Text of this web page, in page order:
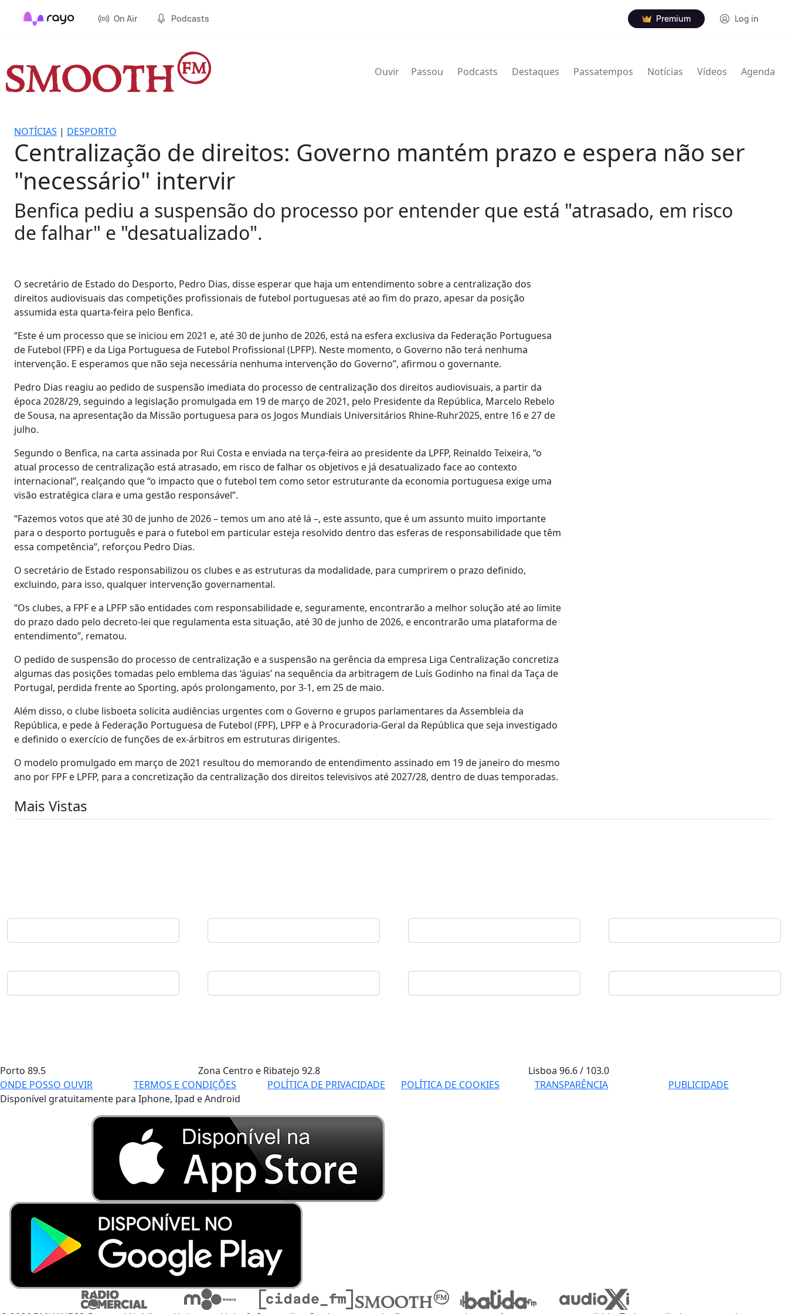
On Air Podcasts Premium Log in
Ouvir Passou Podcasts Destaques Passatempos Notícias Vídeos Agenda
NOTÍCIAS | DESPORTO
Centralização de direitos: Governo mantém prazo e espera não ser
"necessário" intervir
Benfica pediu a suspensão do processo por entender que está "atrasado, em risco
de falhar" e "desatualizado".
O secretário de Estado do Desporto, Pedro Dias, disse esperar que haja um entendimento sobre a centralização dos
direitos audiovisuais das competições profissionais de futebol portuguesas até ao fim do prazo, apesar da posição
assumida esta quarta-feira pelo Benfica.
“Este é um processo que se iniciou em 2021 e, até 30 de junho de 2026, está na esfera exclusiva da Federação Portuguesa
de Futebol (FPF) e da Liga Portuguesa de Futebol Profissional (LPFP). Neste momento, o Governo não terá nenhuma
intervenção. E esperamos que não seja necessária nenhuma intervenção do Governo”, afirmou o governante.
Pedro Dias reagiu ao pedido de suspensão imediata do processo de centralização dos direitos audiovisuais, a partir da
época 2028/29, seguindo a legislação promulgada em 19 de março de 2021, pelo Presidente da República, Marcelo Rebelo
de Sousa, na apresentação da Missão portuguesa para os Jogos Mundiais Universitários Rhine-Ruhr2025, entre 16 e 27 de
julho.
Segundo o Benfica, na carta assinada por Rui Costa e enviada na terça-feira ao presidente da LPFP, Reinaldo Teixeira, “o
atual processo de centralização está atrasado, em risco de falhar os objetivos e já desatualizado face ao contexto
internacional”, realçando que “o impacto que o futebol tem como setor estruturante da economia portuguesa exige uma
visão estratégica clara e uma gestão responsável”.
“Fazemos votos que até 30 de junho de 2026 – temos um ano até lá –, este assunto, que é um assunto muito importante
para o desporto português e para o futebol em particular esteja resolvido dentro das esferas de responsabilidade que têm
essa competência”, reforçou Pedro Dias.
O secretário de Estado responsabilizou os clubes e as estruturas da modalidade, para cumprirem o prazo definido,
excluindo, para isso, qualquer intervenção governamental.
“Os clubes, a FPF e a LPFP são entidades com responsabilidade e, seguramente, encontrarão a melhor solução até ao limite
do prazo dado pelo decreto-lei que regulamenta esta situação, até 30 de junho de 2026, e encontrarão uma plataforma de
entendimento”, rematou.
O pedido de suspensão do processo de centralização e a suspensão na gerência da empresa Liga Centralização concretiza
algumas das posições tomadas pelo emblema das ‘águias’ na sequência da arbitragem de Luís Godinho na final da Taça de
Portugal, perdida frente ao Sporting, após prolongamento, por 3-1, em 25 de maio.
Além disso, o clube lisboeta solicita audiências urgentes com o Governo e grupos parlamentares da Assembleia da
República, e pede à Federação Portuguesa de Futebol (FPF), LPFP e à Procuradoria-Geral da República que seja investigado
e definido o exercício de funções de ex-árbitros em estruturas dirigentes.
O modelo promulgado em março de 2021 resultou do memorando de entendimento assinado em 19 de janeiro do mesmo
ano por FPF e LPFP, para a concretização da centralização dos direitos televisivos até 2027/28, dentro de duas temporadas.
Mais Vistas
Porto 89.5 Zona Centro e Ribatejo 92.8 Lisboa96.6 / 103.0
ONDE POSSO OUVIR
TERMOS E CONDIÇÕES POLÍTICA DE PRIVACIDADE POLÍTICA DE COOKIES TRANSPARÊNCIA
PUBLICIDADE
Disponível gratuitamente para Iphone, Ipad e Android